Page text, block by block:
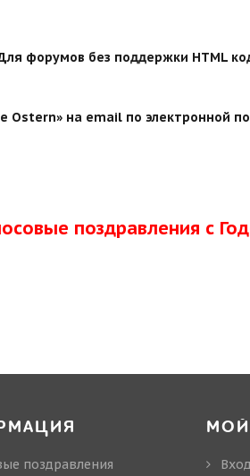
форумов без поддержки HTML
на email по электронной
поздравления с
поздравления
МОЙ
Вход